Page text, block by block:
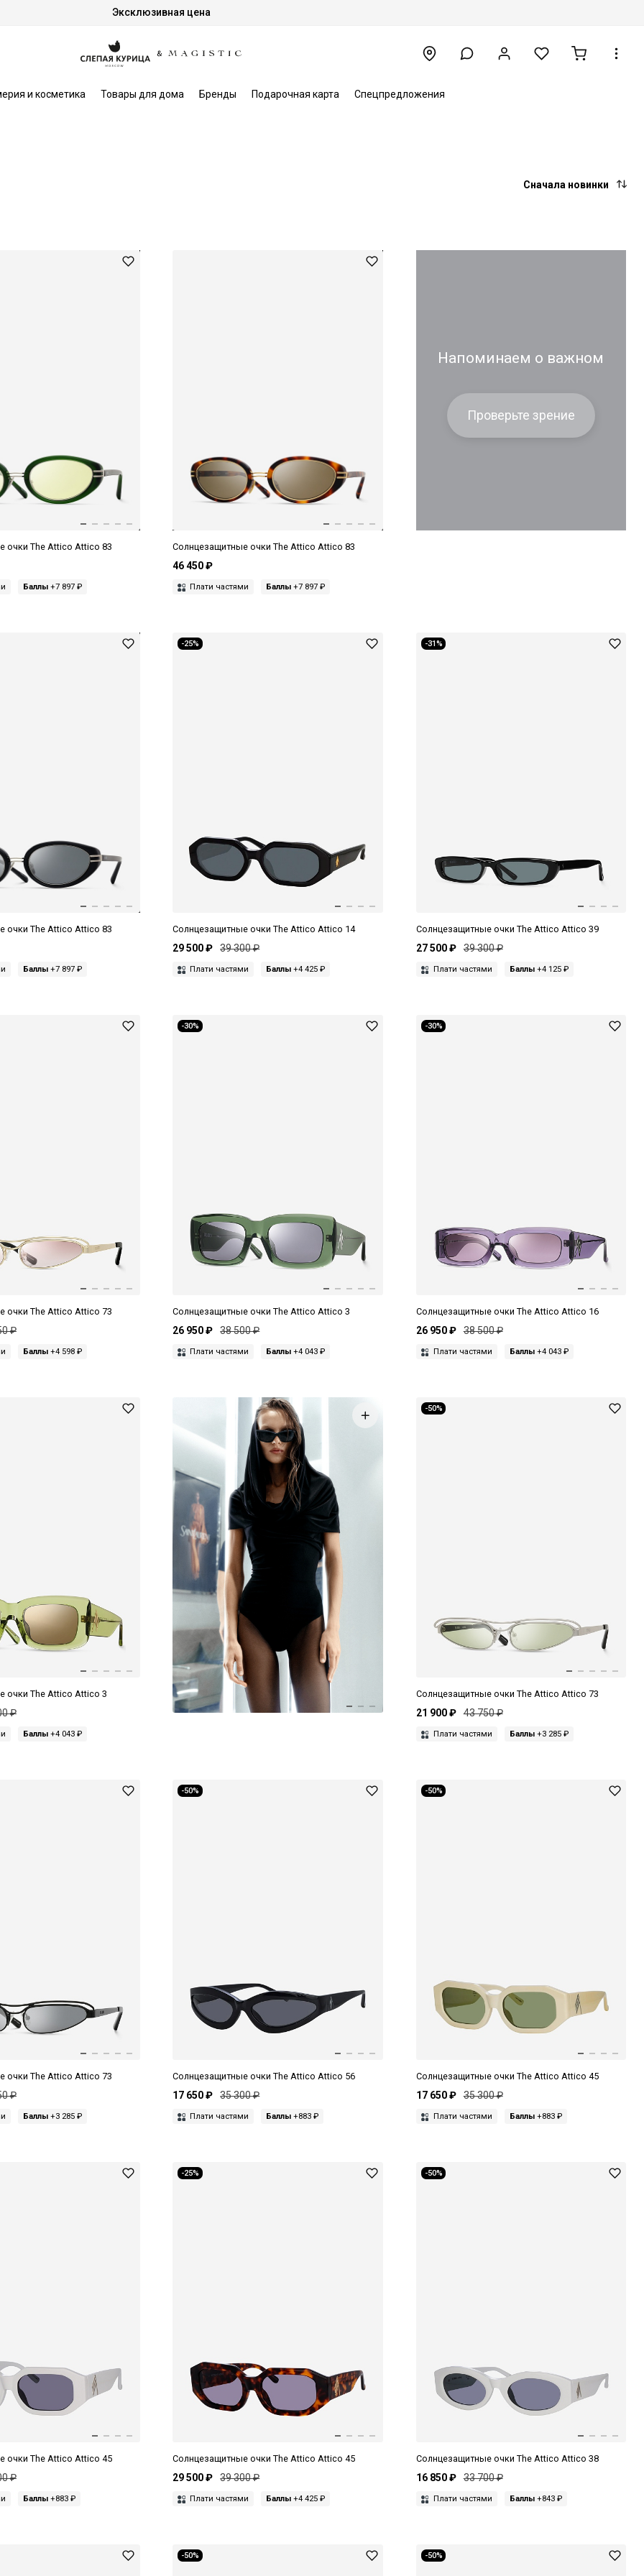
Эксклюзивная цена
и косметика Товары для дома Бренды Подарочная карта Спецпредложения
Сначала новинки
очки The Attico Attico 83
Баллы +7 897 ₽
Солнцезащитные очки The Attico Attico 83
46 450 ₽
Плати частями Баллы +7 897 ₽
Напоминаем о важном
Проверьте зрение
очки The Attico Attico 83
Баллы +7 897 ₽
-25%
Солнцезащитные очки The Attico Attico 14
29 500 ₽ 39 300 ₽
Плати частями Баллы +4 425 ₽
-31%
Солнцезащитные очки The Attico Attico 39
27 500 ₽ 39 300 ₽
Плати частями Баллы+4 125 ₽
очки The Attico Attico 73
₽
Баллы +4 598 ₽
-30%
Солнцезащитные очки The Attico Attico 3
26 950 ₽ 38 500 ₽
Плати частями Баллы +4 043 ₽
-30%
Солнцезащитные очки The Attico Attico 16
26 950 ₽ 38 500 ₽
Плати частями Баллы+4 043 ₽
очки The Attico Attico 3
₽
Баллы +4 043 ₽
-50%
Солнцезащитные очки The Attico Attico 73
21 900 ₽ 43 750 ₽
Плати частями Баллы+3 285 ₽
очки The Attico Attico 73
₽
Баллы +3 285 ₽
-50%
Солнцезащитные очки The Attico Attico 56
17 650 ₽ 35 300 ₽
Плати частями Баллы +883 ₽
-50%
Солнцезащитные очки The Attico Attico 45
17 650 ₽ 35 300 ₽
Плати частями Баллы+883 ₽
очки The Attico Attico 45
₽
Баллы +883 ₽
-25%
Солнцезащитные очки The Attico Attico 45
29 500 ₽ 39 300 ₽
Плати частями Баллы +4 425 ₽
-50%
Солнцезащитные очки The Attico Attico 38
16 850 ₽ 33 700 ₽
Плати частями Баллы+843 ₽
-50% -50%